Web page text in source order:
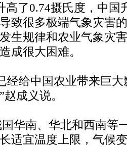
高了0.74摄氏度，中国
致很多极端气象灾害
生规律和农业气象灾
成很大困难。
经给中国农业带来巨
成义说。
华南、华北和西南等
适宜温度上限，气候